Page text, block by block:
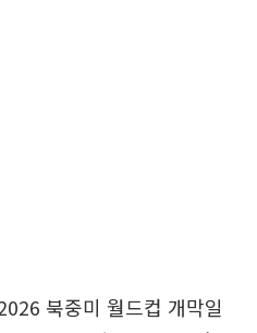
북중미 월드컵 개막일